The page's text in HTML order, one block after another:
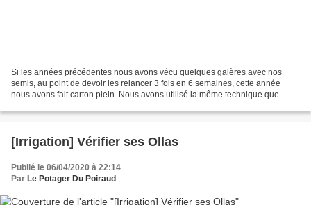
Si les années précédentes nous avons vécu quelques galères avec nos
semis, au point de devoir les relancer 3 fois en 6 semaines, cette année
nous avons fait carton plein. Nous avons utilisé la même technique que
[Irrigation] Vérifier ses Ollas
Publié le 06/04/2020 à 22:14
Par Le Potager Du Poiraud